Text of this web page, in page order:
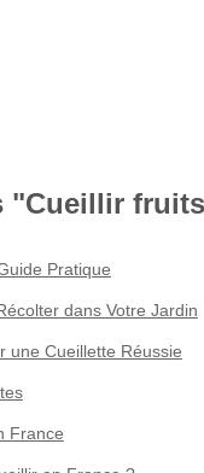
"Cueillir
Pratique
dans Votre Jardin
une Cueillette Réussie
France